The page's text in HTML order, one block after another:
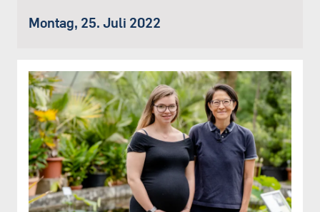
Montag, 25. Juli 2022